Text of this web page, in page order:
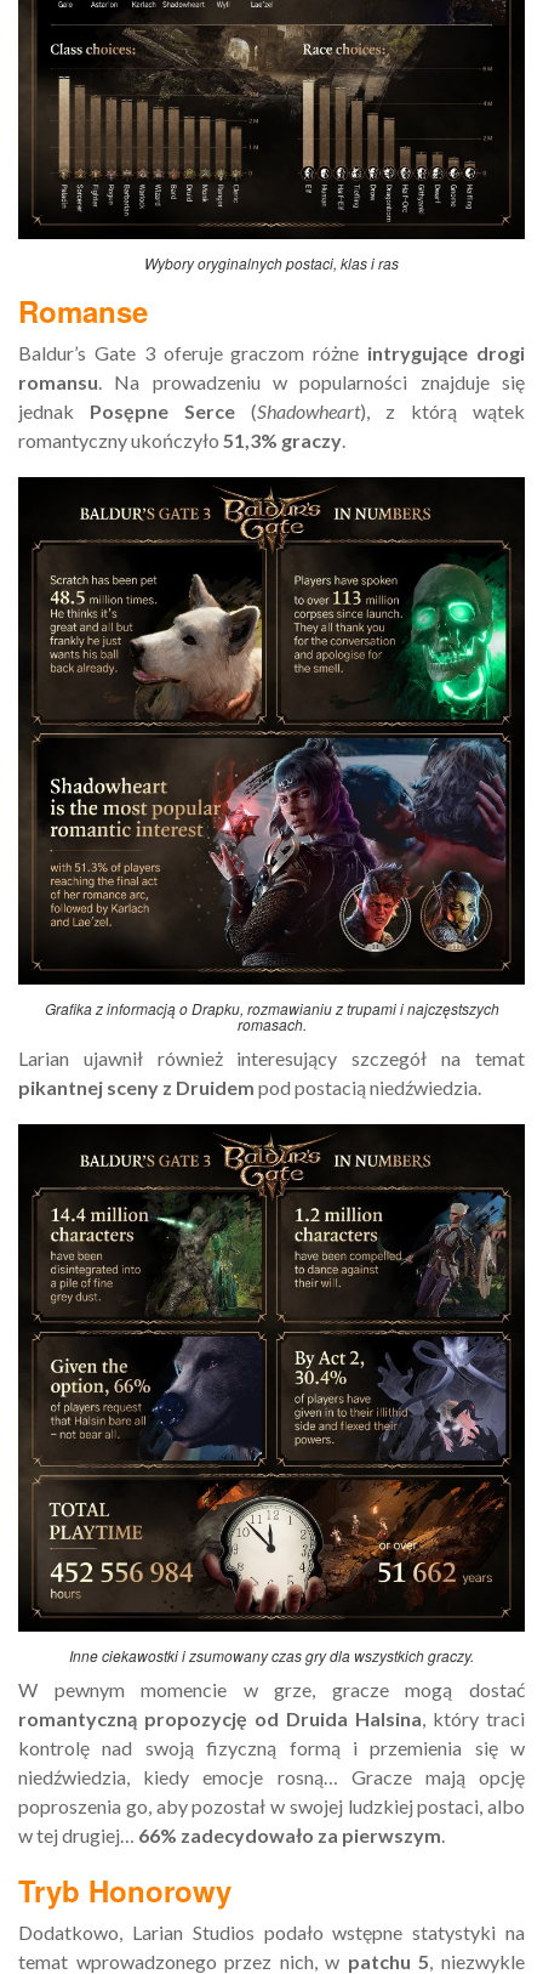
Wybory oryginalnych postaci, klas i ras
Romanse
Baldur’s Gate 3 oferuje graczom różne intrygujące drogi
romansu . Na prowadzeniu w popularności znajduje się
jednak Posępne Serce (Shadowheart), z którą wątek
romantyczny ukończyło 51,3% graczy
Grafika z informacją o Drapku, rozmawianiu z trupami i najczęstszych
romasach.
Larian ujawnił również interesujący szczegół na temat
pikantnej sceny z Druidem pod postacią niedźwiedzia.
Inne ciekawostki i zsumowany czas gry dla wszystkich graczy.
W pewnym momencie w grze, gracze mogą dostać
romantyczną propozycję od Druida Halsina , który traci
kontrolę nad swoją fizyczną formą i przemienia się w
niedźwiedzia, kiedy emocje rosną… Gracze mają opcję
poproszenia go, aby pozostał w swojej ludzkiej postaci, albo
w tej drugiej… 66% zadecydowało za pierwszym
Tryb Honorowy
Dodatkowo, Larian Studios podało wstępne statystyki na
temat wprowadzonego przez nich, w patchu 5 , niezwykle